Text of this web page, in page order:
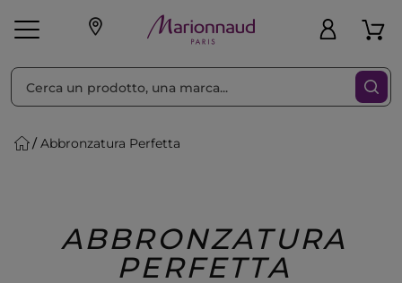
Make-up Profumi
Regalo
Abbronzatura Perfetta
ABBRONZATURA
PERFETTA
Ordina per Filtra